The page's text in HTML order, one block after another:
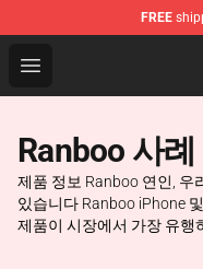
FREE
Open menu
Ranboo Shop -
Ranboo 사
제품 정보 Ranboo 연인, 우
있습니다 Ranboo iPhone
제품이 시장에서 가장 유행